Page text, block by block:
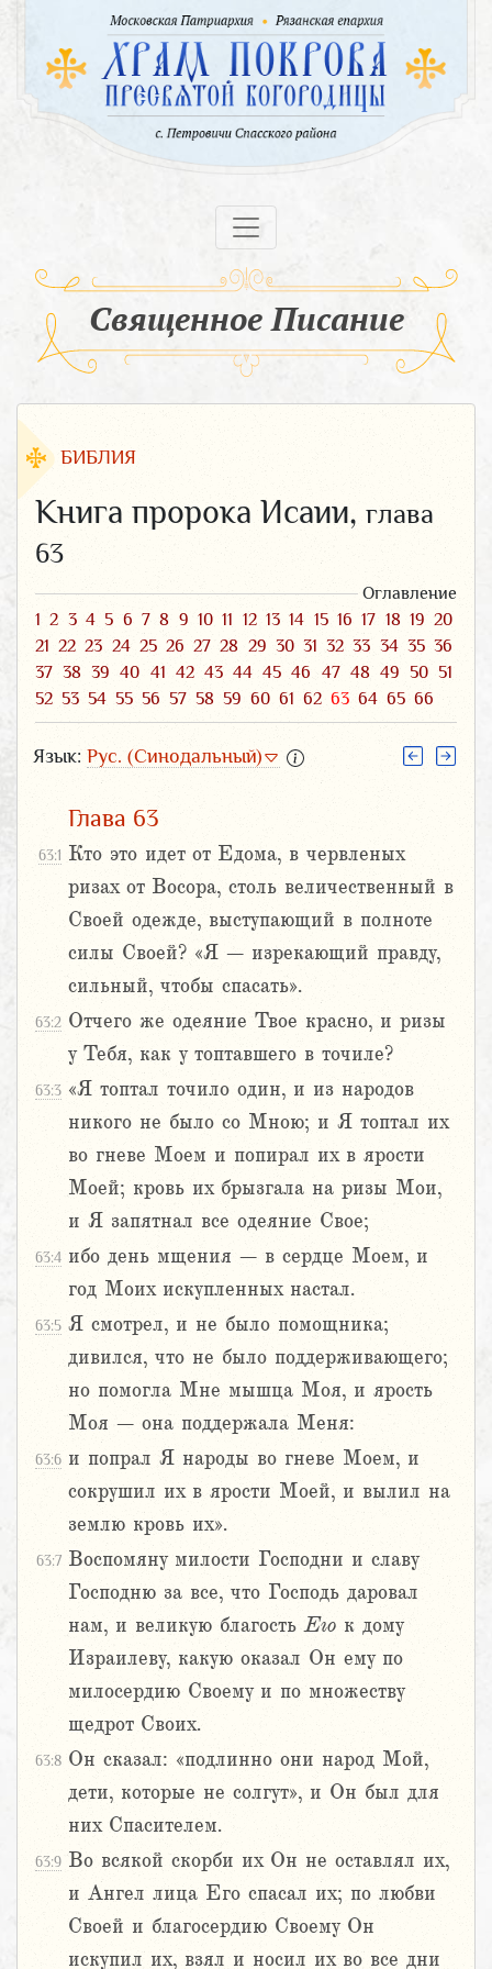
Священное Писание
БИБЛИЯ
Книга пророка Исаии, глава
63
Оглавление
1 2 3 4 5 6 7 8 9 10 11 12 13 14 15 16 17 18 19 20
21 22 23 24 25 26 27 28 29 30 31 32 33 34 35 36
37 38 39 40 41 42 43 44 45 46 47 48 49 50 51
52 53 54 55 56 57 58 59 60 61 62 63 64 65 66
Язык: Рус. (Синодальный)
Глава 63
63:1 Кто это идет от Едома, в червленых
ризах от Восора, столь величественный в
Своей одежде, выступающий в полноте
силы Своей? «Я – изрекающий правду,
сильный, чтобы спасать».
63:2 Отчего же одеяние Твое красно, и ризы
у Тебя, как у топтавшего в точиле?
63:3 «Я топтал точило один, и из народов
никого не было со Мною; и Я топтал их
во гневе Моем и попирал их в ярости
Моей; кровь их брызгала на ризы Мои,
и Я запятнал все одеяние Свое;
63:4 ибо день мщения – в сердце Моем, и
год Моих искупленных настал.
63:5 Я смотрел, и не было помощника;
дивился, что не было поддерживающего;
но помогла Мне мышца Моя, и ярость
Моя – она поддержала Меня:
63:6 и попрал Я народы во гневе Моем, и
сокрушил их в ярости Моей, и вылил на
землю кровь их».
63:7 Воспомяну милости Господни и славу
Господню за все, что Господь даровал
нам, и великую благостьЕго к дому
Израилеву, какую оказал Он ему по
милосердию Своему и по множеству
щедрот Своих.
63:8 Он сказал: «подлинно они народ Мой,
дети, которые не солгут», и Он был для
них Спасителем.
63:9 Во всякой скорби их Он не оставлял их,
и Ангел лица Его спасал их; по любви
Своей и благосердию Своему Он
искупил их, взял и носил их во все дни